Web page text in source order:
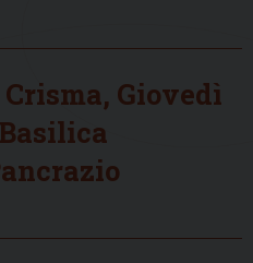
Giovedì